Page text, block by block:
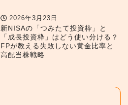
2026年3月23日
新NISAの「つみたて投資枠」と
「成長投資枠」はどう使い分ける？
FPが教える失敗しない黄金比率と
高配当株戦略